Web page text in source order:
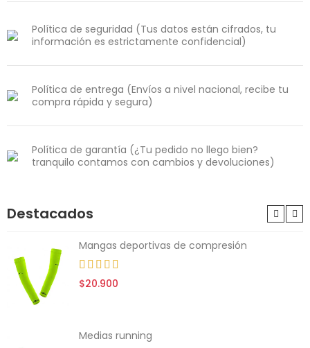
Política de seguridad (Tus datos están cifrados, tu
información es estrictamente confidencial)
Política de entrega (Envíos a nivel nacional, recibe tu
compra rápida y segura)
Política de garantía (¿Tu pedido no llego bien?
tranquilo contamos con cambios y devoluciones)
Destacados
Mangas deportivas de compresión
$20.900
Medias running